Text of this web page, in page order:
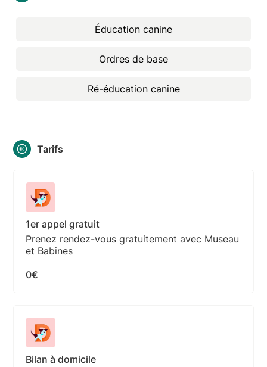
Éducation canine
Ordres de base
Ré-éducation canine
Tarifs
1er appel gratuit
Prenez rendez-vous gratuitement avec Museau
et Babines
0€
Bilan à domicile